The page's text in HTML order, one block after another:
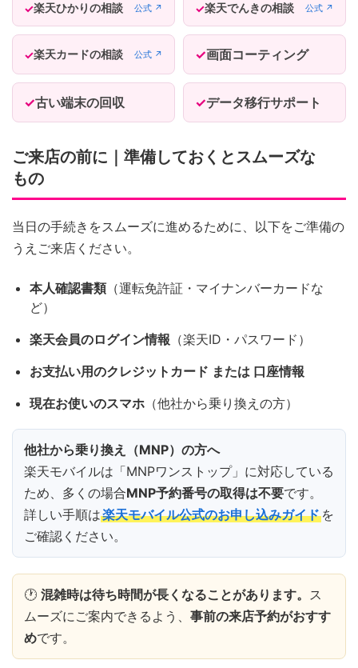
楽天ひかりの相談 公式 ↗ 楽天でんきの相談 公式 ↗
楽天カードの相談 公式 ↗ 画面コーティング
古い端末の回収 データ移行サポート
ご来店の前に｜準備しておくとスムーズな
もの
当日の手続きをスムーズに進めるために、以下をご準備の
うえご来店ください。
本人確認書類（運転免許証・マイナンバーカードな
ど）
楽天会員のログイン情報 （楽天ID・パスワード）
お支払い用のクレジットカード または 口座情報
現在お使いのスマホ （他社から乗り換えの方）
他社から乗り換え（MNP）の方へ
楽天モバイルは「MNPワンストップ」に対応している
ため、多くの場合MNP予約番号の取得は不要です。
詳しい手順は楽天モバイル公式のお申し込みガイド を
ご確認ください。
🕐 混雑時は待ち時間が長くなることがあります。 ス
ムーズにご案内できるよう、 事前の来店予約がおすす
めです。